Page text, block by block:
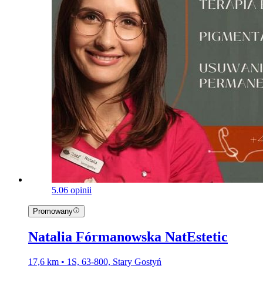
5.06 opinii
Promowany
Natalia Fórmanowska NatEstetic
17,6 km • 1S, 63-800, Stary Gostyń